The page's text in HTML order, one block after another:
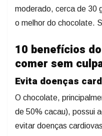
moderado, cerca de 30
o melhor do chocolate.
10 benefícios
comer sem
Evita doenças
O chocolate,
de 50% cacau), possui
evitar doenças